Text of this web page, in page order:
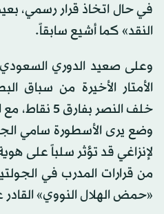
في حال اتخاذ قرار رسمي،
النقد» كما أشيع سابقاً.
وعلى صعيد الدوري
الأمتار الأخيرة من سباق
خلف النصر
وضع يرى الأسطورة سامي
لإنزاغي قد تؤثر سلباً على
من قرارات المدرب في
«حمض الهلال النووي» القادر